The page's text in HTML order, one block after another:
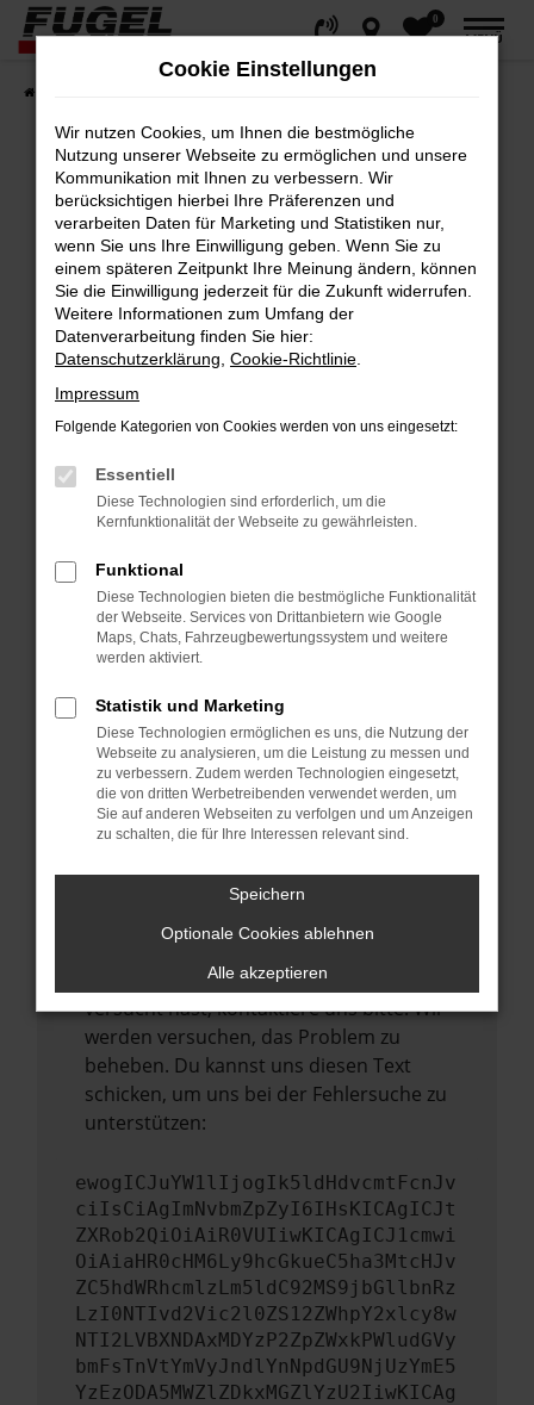
Zum
Hauptinhalt
springen
0
MENÜ
Fehler: Network Error
Beim Laden ist ein Fehler aufgetreten.
Hier sind ein paar Tipps, die dir helfen können:
Überprüfe deine Firewall und deine
Internetverbindung.
Laden andere Webseiten, zum Beispiel
deine Suchmaschine?
Prüfe deine Browsererweiterungen.
Manche Erweiterungen, wie Werbeblocker,
können das Laden bestimmter Seiten
anderen Browser oder in einem privaten
Fenster?
Starte dein Gerät neu.
vorübergehende Probleme zu beheben.
Stelle sicher, dass dein Browser und dein
Betriebssystem auf dem neuesten Stand
sind.
Veraltete Software birgt nicht nur ein
führen, dass bestimmte Funktionen nicht
Wende dich an den Webseitenbetreiber.
Wenn du alle oben genannten Schritte
versucht hast, kontaktiere uns bitte. Wir
werden versuchen, das Problem zu
beheben. Du kannst uns diesen Text
schicken, um uns bei der Fehlersuche zu
unterstützen:
ewogICJuYW1lIjogIk5ldHdvcmtFcnJv
ciIsCiAgImNvbmZpZyI6IHsKICAgICJt
ZXRob2QiOiAiR0VUIiwKICAgICJ1cmwi
OiAiaHR0cHM6Ly9hcGkueC5ha3MtcHJv
ZC5hdWRhcmlzLm5ldC92MS9jbGllbnRz
LzI0NTIvd2Vic2l0ZS12ZWhpY2xlcy8w
NTI2LVBXNDAxMDYzP2ZpZWxkPWludGVy
bmFsTnVtYmVyJndlYnNpdGU9NjUzYmE5
YzEzODA5MWZlZDkxMGZlYzU2IiwKICAg
Cookie Einstellungen
Wir nutzen Cookies, um Ihnen die bestmögliche
Nutzung unserer Webseite zu ermöglichen und unsere
Kommunikation mit Ihnen zu verbessern. Wir
berücksichtigen hierbei Ihre Präferenzen und
verarbeiten Daten für Marketing und Statistiken nur,
wenn Sie uns Ihre Einwilligung geben. Wenn Sie zu
einem späteren Zeitpunkt Ihre Meinung ändern, können
Sie die Einwilligung jederzeit für die Zukunft widerrufen.
Weitere Informationen zum Umfang der
Datenverarbeitung finden Sie hier:
Datenschutzerklärung Cookie-Richtlinie
Impressum
Folgende Kategorien von Cookies werden von uns eingesetzt:
Essentiell
Diese Technologien sind erforderlich, um die
Kernfunktionalität der Webseite zu gewährleisten.
Funktional
Diese Technologien bieten die bestmögliche Funktionalität
der Webseite. Services von Drittanbietern wie Google
Maps, Chats, Fahrzeugbewertungssystem und weitere
werden aktiviert.
Statistik und Marketing
Diese Technologien ermöglichen es uns, die Nutzung der
Webseite zu analysieren, um die Leistung zu messen und
zu verbessern. Zudem werden Technologien eingesetzt,
die von dritten Werbetreibenden verwendet werden, um
Sie auf anderen Webseiten zu verfolgen und um Anzeigen
zu schalten, die für Ihre Interessen relevant sind.
Speichern
Optionale Cookies ablehnen
Alle akzeptieren